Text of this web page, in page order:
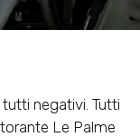
negativi. Tutti
Le Palme